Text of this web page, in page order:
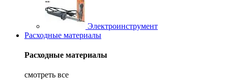
Электроинструмент
Расходные материалы
Расходные материалы
смотреть все